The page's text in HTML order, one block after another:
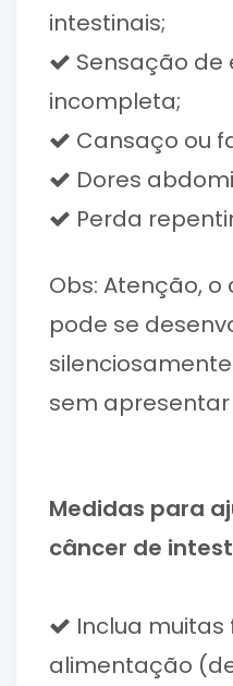
intestinais;
Sensação de
incompleta;
Cansaço ou
Dores
Perda
Obs: Atenção,
pode se
sem
Medidas para
câncer de
Inclua muitas
alimentação